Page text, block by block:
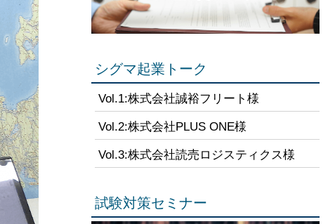
シグマ起業トーク
Vol.1:株式会社誠裕フリート様
Vol.2:株式会社PLUS ONE様
Vol.3:株式会社読売ロジスティクス様
試験対策セミナー